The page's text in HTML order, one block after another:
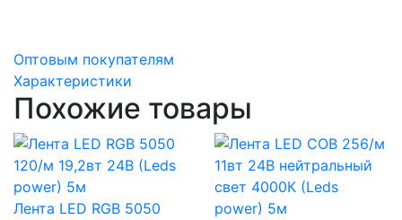
Оптовым покупателям
Характеристики
Похожие товары
Лента LED RGB 5050